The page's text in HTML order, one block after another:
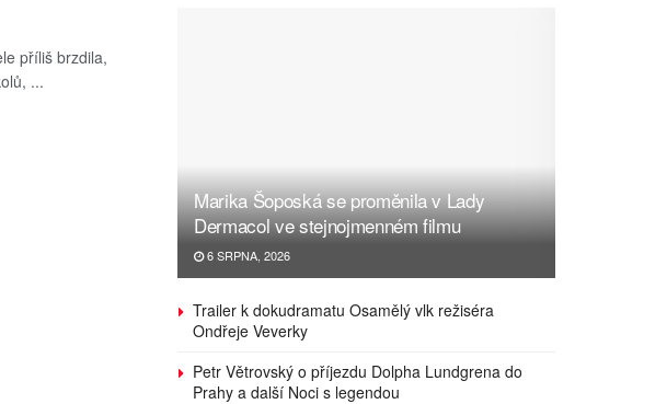
příliš brzdila,
...
Marika Šoposká se proměnila v Lady
Dermacol ve stejnojmenném filmu
6 SRPNA, 2026
Trailer k dokudramatu Osamělý vlk režiséra
Ondřeje Veverky
Petr Větrovský o příjezdu Dolpha Lundgrena do
Prahy a další Noci s legendou